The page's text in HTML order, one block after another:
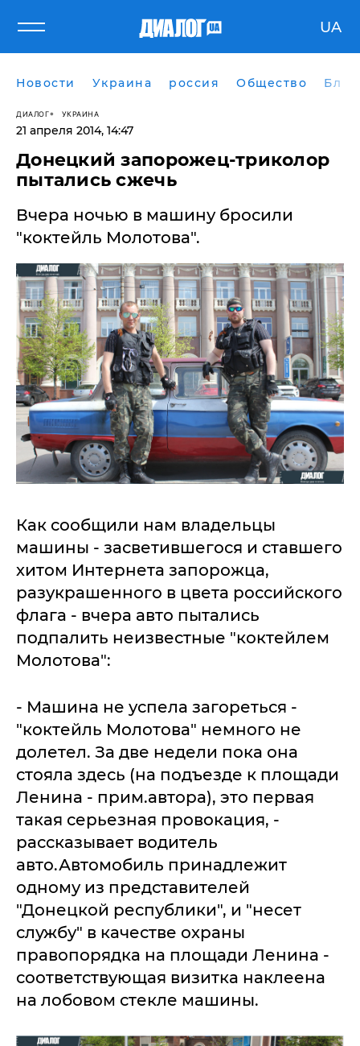
UA
Новости Украина россия Общество
ДИАЛОГ УКРАИНА
21 апреля 2014, 14:47
Донецкий запорожец-триколор
пытались сжечь
Вчера ночью в машину бросили
"коктейль Молотова".
Как сообщили нам владельцы
машины - засветившегося и ставшего
хитом Интернета запорожца,
разукрашенного в цвета российского
флага - вчера авто пытались
подпалить неизвестные "коктейлем
Молотова":
- Машина не успела загореться -
"коктейль Молотова" немного не
долетел. За две недели пока она
стояла здесь (на подъезде к площади
Ленина - прим.автора), это первая
такая серьезная провокация, -
рассказывает водитель
авто.Автомобиль принадлежит
одному из представителей
"Донецкой республики", и "несет
службу" в качестве охраны
правопорядка на площади Ленина -
соответствующая визитка наклеена
на лобовом стекле машины.